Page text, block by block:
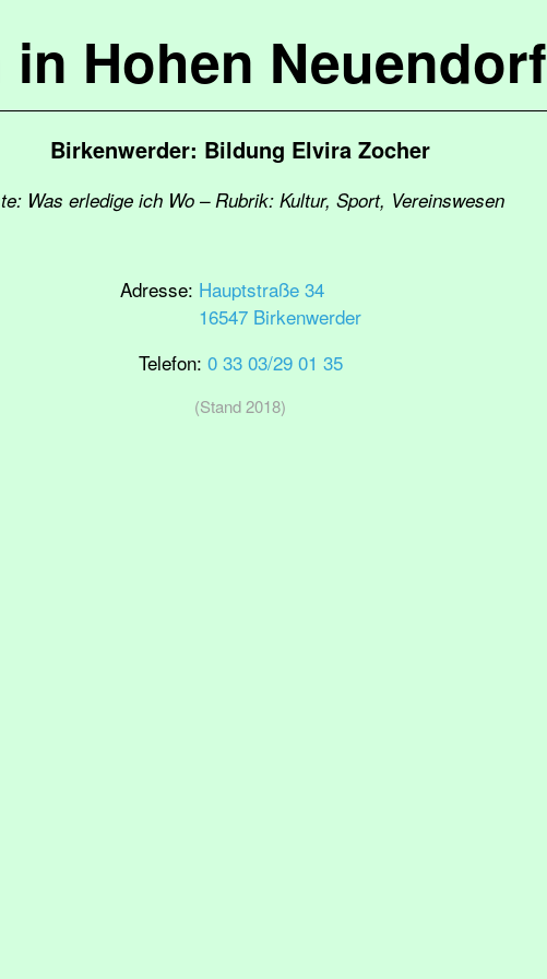
Hohen Neuendorf
Birkenwerder: Bildung Elvira Zocher
Was erledige ich Wo – Rubrik: Kultur, Sport, Vereinswesen
Adresse: Hauptstraße 34
16547 Birkenwerder
Telefon: 0 33 03/29 01 35
(Stand 2018)